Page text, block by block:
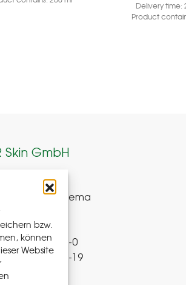
bzw.
können
Website
Delivery time:
Product
Skin GmbH
8-9
Aue-Bad Schlema
72 – 39 52 8-0
37 72 – 39 52 8-19
b-r.de